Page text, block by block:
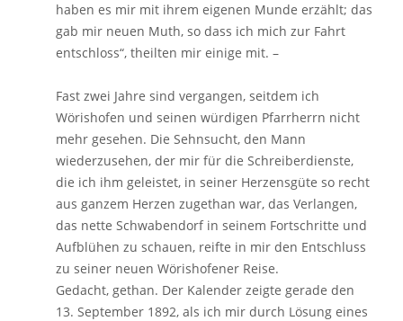
haben es mir mit ihrem eigenen Munde erzählt; das
gab mir neuen Muth, so dass ich mich zur Fahrt
entschloss“, theilten mir einige mit. –
Fast zwei Jahre sind vergangen, seitdem ich
Wörishofen und seinen würdigen Pfarrherrn nicht
mehr gesehen. Die Sehnsucht, den Mann
wiederzusehen, der mir für die Schreiberdienste,
die ich ihm geleistet, in seiner Herzensgüte so recht
aus ganzem Herzen zugethan war, das Verlangen,
das nette Schwabendorf in seinem Fortschritte und
Aufblühen zu schauen, reifte in mir den Entschluss
zu seiner neuen Wörishofener Reise.
Gedacht, gethan. Der Kalender zeigte gerade den
13. September 1892, als ich mir durch Lösung eines